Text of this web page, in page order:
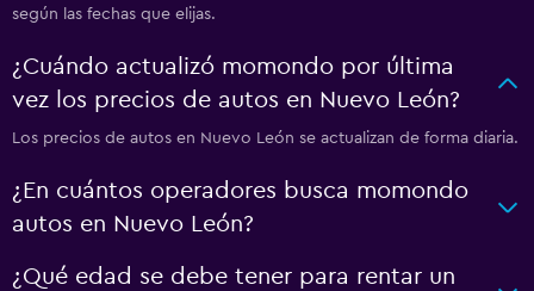
según las fechas que elijas.
¿Cuándo actualizó momondo por última
vez los precios de autos en Nuevo León?
Los precios de autos en Nuevo León se actualizan de forma diaria.
¿En cuántos operadores busca momondo
autos en Nuevo León?
¿Qué edad se debe tener para rentar un